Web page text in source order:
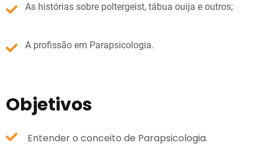
As histórias sobre poltergeist, tábua ouija e outros;
A profissão em Parapsicologia.
Objetivos
Entender o conceito de Parapsicologia.